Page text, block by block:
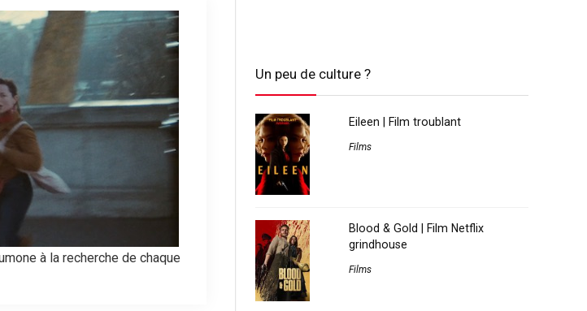
à la recherche de chaque
Un peu de culture ?
Eileen | Film troublant
Films
Blood & Gold | Film Netflix
grindhouse
Films